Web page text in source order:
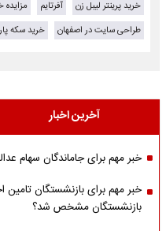
خرید پرینتر لیبل زن
آفرتایم مزایده
طراحی سایت در اصفهان
خرید سکه
آخرین اخبار
خبر مهم برای جاماندگان سهام
خبر مهم برای بازنشستگان تامین
بازنشستگان مشخص شد؟